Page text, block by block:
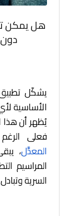
هل يمكن
يشكّل تطبيق
الأساسية
يُظهر أن هذا
فعلى
المعدَّل،
المراسيم
السرية